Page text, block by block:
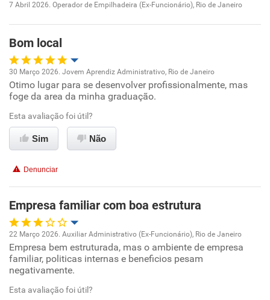
Ambiente de trabalho
Conciliação com a vida familiar
Recomenda esta empresa
7 Abril 2026. Operador de Empilhadeira (Ex-Funcionário), Rio de Janeiro
Bom local
Oportunidade de promoção
Ambiente de trabalho
Conciliação com a vida familiar
Recomenda esta empresa
30 Março 2026. Jovem Aprendiz Administrativo, Rio de Janeiro
Otimo lugar para se desenvolver profissionalmente, mas
foge da area da minha graduação.
Esta avaliação foi útil?
Sim Não
Denunciar
Empresa familiar com boa estrutura
Oportunidade de promoção
Ambiente de trabalho
22 Março 2026. Auxiliar Administrativo (Ex-Funcionário), Rio de Janeiro
Empresa bem estruturada, mas o ambiente de empresa
familiar, politicas internas e beneficios pesam
negativamente.
Esta avaliação foi útil?